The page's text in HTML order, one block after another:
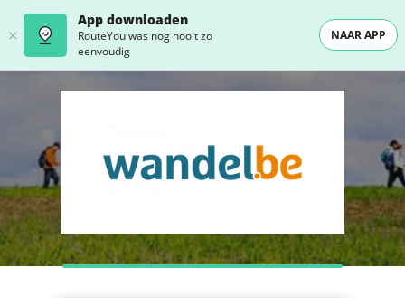
App downloaden
RouteYou was nog nooit zo
eenvoudig
NAAR APP